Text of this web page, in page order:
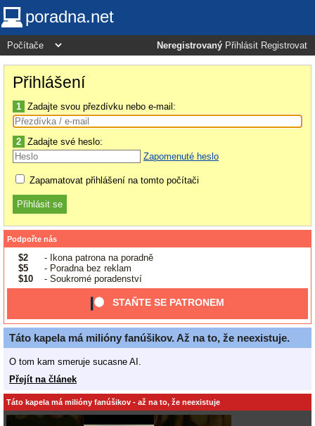
poradna.net
Neregistrovaný Přihlásit Registrovat
Přihlášení
1 Zadajte svou přezdívku nebo e-mail:
2 Zadajte své heslo:
Zapomenuté heslo
Zapamatovat přihlášení na tomto počítači
Podpořte nás
$2
- Ikona patrona na poradně
$5
- Poradna bez reklam
$10
- Soukromé poradenství
STAŇTE SE PATRONEM
Táto kapela má milióny fanúšikov. Až na to, že neexistuje.
O tom kam smeruje sucasne AI.
Přejít na článek
Táto kapela má milióny fanúšikov - až na to, že neexistuje